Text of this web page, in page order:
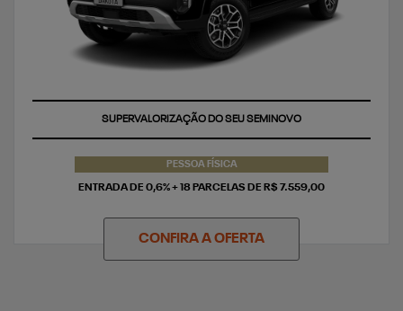
TAXA ZERO
PESSOA FÍSICA
ENTRADA DE 0,6% + 18 PARCELAS DE R$ 7.559,00
CONFIRA A OFERTA